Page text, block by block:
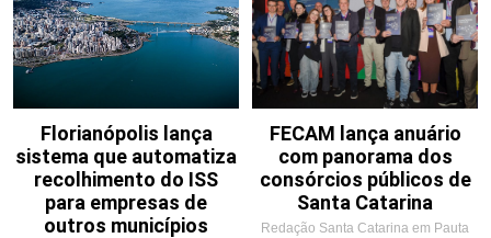
Florianópolis lança
sistema que automatiza
recolhimento do ISS
para empresas de
outros municípios
FECAM lança anuário
com panorama dos
consórcios públicos de
Santa Catarina
Redação Santa Catarina em Pauta